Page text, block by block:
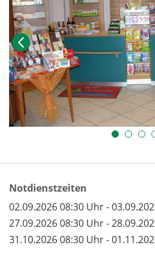
Notdienstzeiten
02.09.2026 08:30 Uhr -
27.09.2026 08:30 Uhr -
31.10.2026 08:30 Uhr -